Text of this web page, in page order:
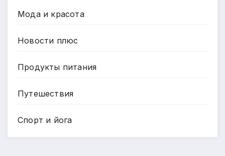
Мода и красота
Новости плюс
Продукты питания
Путешествия
Спорт и йога